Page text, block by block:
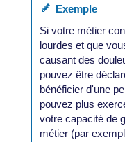
Exemple
Si votre métier
lourdes et que
causant des
pouvez être
bénéficier d'une
pouvez plus
votre capacité de
métier (par